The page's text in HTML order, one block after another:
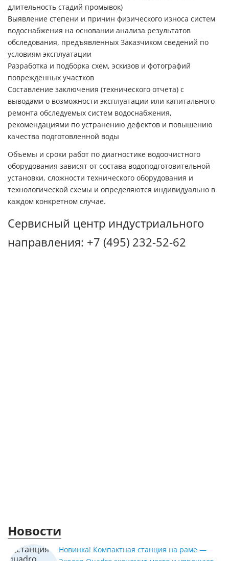
длительность стадий промывок)
Выявление степени и причин физического износа систем
водоснабжения на основании анализа результатов
обследования, предъявленных Заказчиком сведений по
условиям эксплуатации
Разработка и подборка схем, эскизов и фотографий
поврежденных участков
Составление заключения (технического отчета) с
выводами о возможности эксплуатации или капитального
ремонта обследуемых систем водоснабжения,
рекомендациями по устранению дефектов и повышению
качества подготовленной воды
Объемы и сроки работ по диагностике водоочистного
оборудования зависят от состава водоподготовительной
установки, сложности технического оборудования и
технологической схемы и определяются индивидуально в
каждом конкретном случае.
Сервисный центр индустриального
направления: +7 (495) 232-52-62
Новости
Новинка! Компактная станция на раме —